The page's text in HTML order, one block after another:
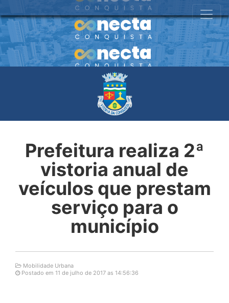
Prefeitura realiza 2ª
vistoria anual de
veículos que prestam
serviço para o
município
Mobilidade Urbana
Postado em 11 de julho de 2017 as 14:56:36